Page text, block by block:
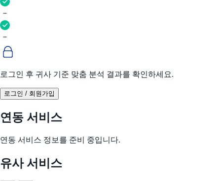
로그인 후 귀사 기준 맞춤 분석 결과를 확인하세요.
로그인 / 회원가입
연동 서비스
연동 서비스 정보를 준비 중입니다.
유사 서비스